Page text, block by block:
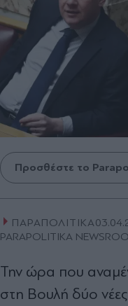
Προσθέστε το
ΠΑΡΑΠΟΛΙΤΙΚΑ
PARAPOLITIKA
Την ώρα που
στη Βουλή δύο